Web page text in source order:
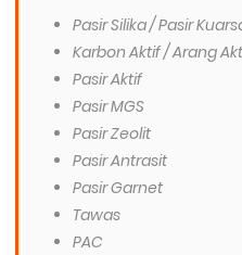
Pasir Silika / Pasir
Karbon Aktif / Arang
Pasir Aktif
Pasir MGS
Pasir Zeolit
Pasir Antrasit
Pasir Garnet
Tawas
PAC